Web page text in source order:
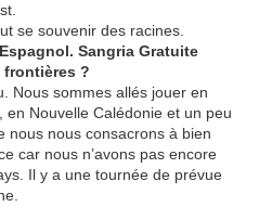
se souvenir des racines.
Sangria Gratuite
frontières ?
Nous sommes allés jouer en
Nouvelle Calédonie et un peu
nous nous consacrons à bien
car nous n’avons pas encore
Il y a une tournée de prévue